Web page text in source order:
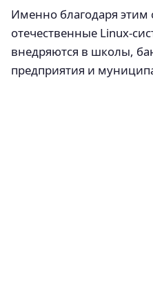
Именно благодаря этим
отечественные Linux-
внедряются в школы,
предприятия и